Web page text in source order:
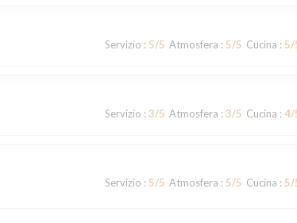
Servizio : 5/5 Atmosfera : 5/5 Cucina : 5/
Servizio : 3/5 Atmosfera : 3/5 Cucina : 4/
Servizio : 5/5 Atmosfera : 5/5 Cucina : 5/